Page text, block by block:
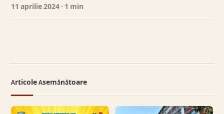
11 aprilie 2024 · 1 min
Articole Asemănătoare